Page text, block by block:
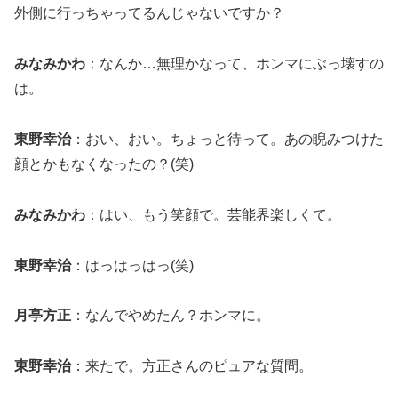
外側に行っちゃってるんじゃないですか？
みなみかわ ：なんか…無理かなって、ホンマにぶっ壊すの
は。
東野幸治：おい、おい。ちょっと待って。あの睨みつけた
顔とかもなくなったの？(笑)
みなみかわ ：はい、もう笑顔で。芸能界楽しくて。
東野幸治：はっはっはっ(笑)
月亭方正 ：なんでやめたん？ホンマに。
東野幸治：来たで。方正さんのピュアな質問。